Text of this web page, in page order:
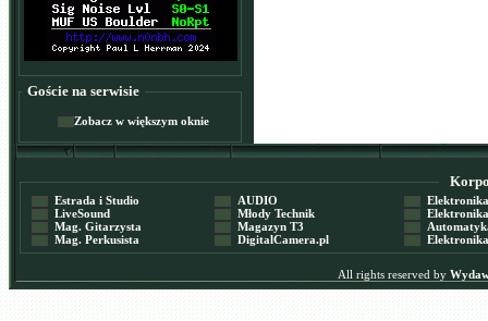
Goście na serwisie
Zobacz w większym oknie
Estrada i Studio
LiveSound
Mag. Gitarzysta
Mag. Perkusista
AUDIO
Młody Technik
Magazyn T3
DigitalCamera.pl
Elektronika
Elektronika
Automatyka
Elektronika
All rights reserved by